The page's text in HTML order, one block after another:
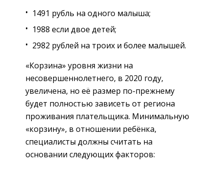
1491 рубль на одного малыша;
1988 если двое детей;
2982 рублей на троих и более малышей.
«Корзина» уровня жизни на
несовершеннолетнего, в 2020 году,
увеличена, но её размер по-прежнему
будет полностью зависеть от региона
проживания плательщика. Минимальную
«корзину», в отношении ребёнка,
специалисты должны считать на
основании следующих факторов: